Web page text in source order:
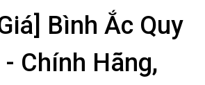
Bình Ắc Quy
Chính Hãng,